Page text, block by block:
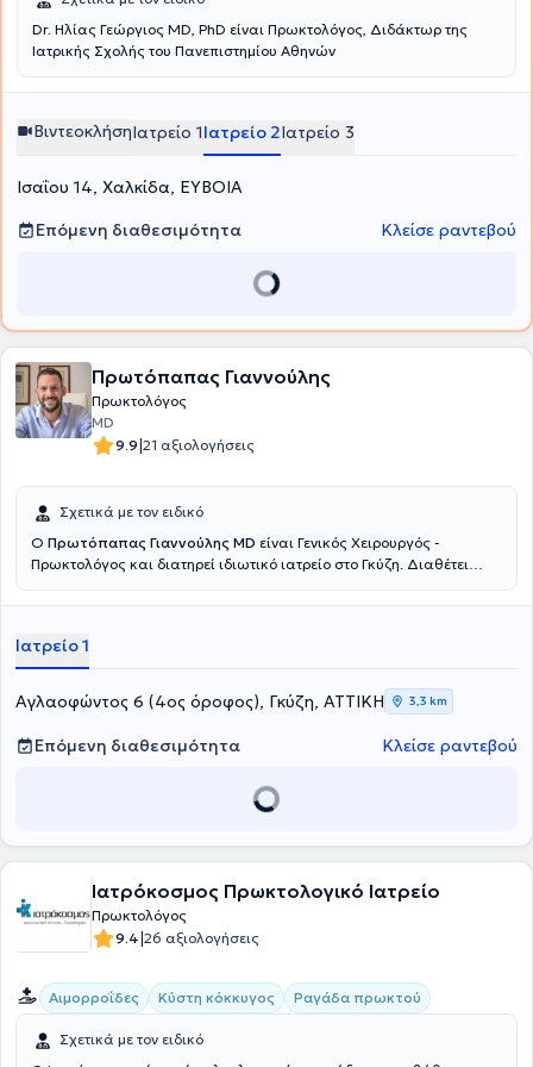
τρέχουσες εξελίξεις της Πρωκτολογίας και της Ελάχιστα
Επεμβατικής Χειρουργικής.Από το 2017 είναι κριτής του
Αμερικάνικου Χειρουργικού περιοδικού & Trauma Cases and
Reviews και το 2023 ανακοίνωσε την πρώτη παγκόσμια δημοσίευση
κόκκυγα με Laser με την νέα ίνα Infinate Ring.
Dr. Ηλίας Γεώργιος MD, PhD είναι Πρωκτολόγος, Διδάκτωρ της
Ιατρικής Σχολής του Πανεπιστημίου Αθηνών
ΒιντεοκλήσηΙατρείο 1Ιατρείο 2Ιατρείο 3
Ισαΐου 14, Χαλκίδα, ΕΥΒΟΙΑ
Επόμενη διαθεσιμότητα
Κλείσε ραντεβού
Πρωτόπαπας Γιαννούλης
Πρωκτολόγος
MD
9.9|21 αξιολογήσεις
Σχετικά με τον ειδικό
Ο Πρωτόπαπας Γιαννούλης MD είναι Γενικός Χειρουργός -
Πρωκτολόγος και διατηρεί ιδιωτικό ιατρείο στο Γκύζη. Διαθέτει
Καποδιστριακού Πανεπιστημίου Αθηνών και ειδικεύτηκε στη Γενική
Μετεκπαιδεύτηκε στην Επείγουσα Προνοσοκομειακή Ιατρική και
κατέχει πιστοποίηση ATLS και Definitive Surgical Trauma Care
Course. Είναι συνεργάτης της Αθηναϊκής Κλινικής και του Doctor's
Hospital. Τέλος, είναι μέλος της Ελληνικής Εταιρείας Επούλωσης
Τραύματος και Ελκών και συμμετέχει σε πλήθος συνεδρίων στην
Ελλάδα και το εξωτερικό, στα πλαίσια της συνεχούς κατάρτισης,
Ιατρείο 1
Αγλαοφώντος 6 (4ος όροφος), Γκύζη, ΑΤΤΙΚΗ 3,3 km
Επόμενη διαθεσιμότητα Κλείσε ραντεβού
Ιατρόκοσμος Πρωκτολογικό Ιατρείο
Πρωκτολόγος
9.4|26 αξιολογήσεις
Αιμορροΐδες Κύστη κόκκυγος Ραγάδα πρωκτού
Σχετικά με τον ειδικό